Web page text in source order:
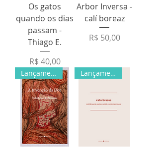
Os gatos
quando os dias
passam -
Thiago E.
Preço
R$ 40,00
Arbor Inversa -
calí boreaz
Preço
R$ 50,00
Lançamento Lançamento